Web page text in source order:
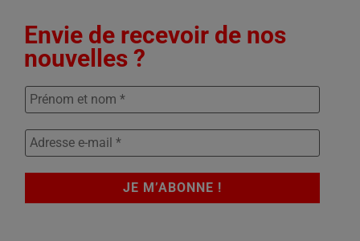
Envie de recevoir de nos
nouvelles ?